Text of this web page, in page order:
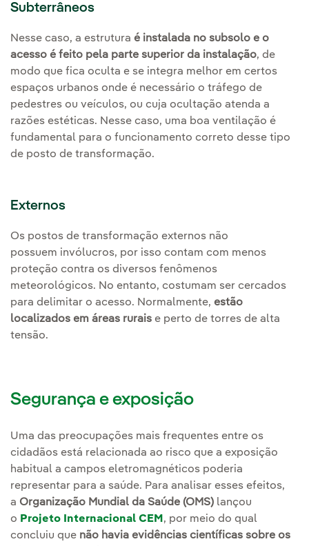
Subterrâneos
Nesse caso, a estrutura é instalada no subsolo e o
acesso é feito pela parte superior da instalação, de
modo que fica oculta e se integra melhor em certos
espaços urbanos onde é necessário o tráfego de
pedestres ou veículos, ou cuja ocultação atenda a
razões estéticas. Nesse caso, uma boa ventilação é
fundamental para o funcionamento correto desse tipo
de posto de transformação.
Externos
Os postos de transformação externos não
possuem invólucros, por isso contam com menos
proteção contra os diversos fenômenos
meteorológicos. No entanto, costumam ser cercados
para delimitar o acesso. Normalmente, estão
localizados em áreas rurais e perto de torres de alta
tensão.
Segurança e exposição
Uma das preocupações mais frequentes entre os
cidadãos está relacionada ao risco que a exposição
habitual a campos eletromagnéticos poderia
representar para a saúde. Para analisar esses efeitos,
a Organização Mundial da Saúde (OMS) lançou
o Projeto Internacional CEM , por meio do qual
concluiu que não havia evidências científicas sobre os